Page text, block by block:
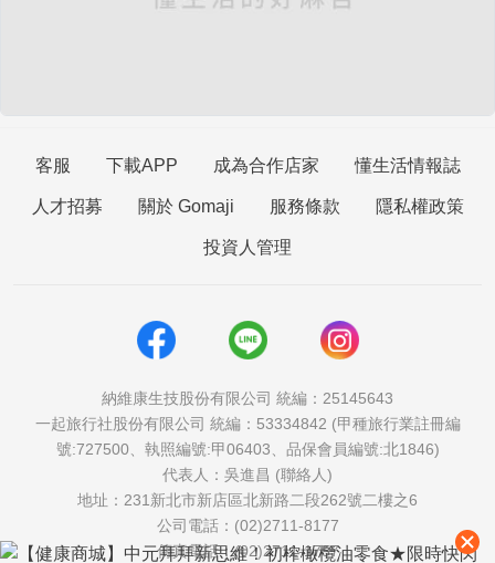
客服 下載APP 成為合作店家 懂生活情報誌
人才招募 關於 Gomaji 服務條款 隱私權政策
投資人管理
納維康生技股份有限公司 統編：25145643
一起旅行社股份有限公司 統編：53334842 (甲種旅行業註冊編
號:727500、執照編號:甲06403、品保會員編號:北1846)
代表人：吳進昌 (聯絡人)
地址：231新北市新店區北新路二段262號二樓之6
公司電話：(02)2711-8177
傳真電話：(02)2711-1757